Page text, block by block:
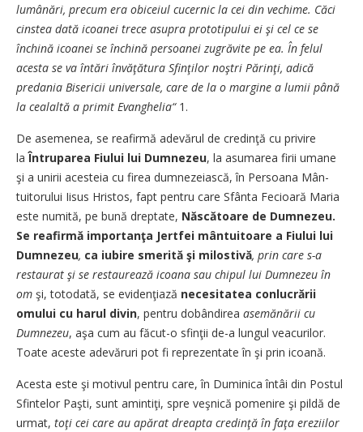
lumânări, pre­cum era obiceiul cucernic la cei din vechime. Căci
cinstea da­tă icoanei trece asupra pro­to­­tipului ei şi cel ce se
închină i­coanei se închină persoanei zu­grăvite pe ea. În felul
acesta se va întări învăţătura Sfin­ţi­lor noştri Părinţi, adică
predania Bisericii universale, care de la o margine a lumii până
la cea­laltă a primit Evanghelia“ 1.
De asemenea, se reafirmă a­de­­vărul de credinţă cu privire
laÎntruparea Fiului lui Dum­nezeu, la asumarea firii umane
şi a unirii acesteia cu firea dum­nezeiască, în Persoana Mân­
tuitorului Iisus Hristos, fapt pentru care Sfânta Fecioa­ră Maria
este numită, pe bună drep­tate, Născătoare de Dum­nezeu.
Se reafirmă importanţa Jert­fei mântuitoare a Fiului lui
Dum­nezeu, ca iubire smerită şi mi­­lostivă, prin care s-a
restaurat şi se restaurează icoana sau chi­pul lui Dumnezeu în
om şi, tot­odată, se evidenţiază necesi­ta­­tea conlucrării
omului cu ha­rul divin, pentru dobândirea a­se­mănării cu
Dumnezeu, aşa cum au făcut-o sfinţii de-a lungul veacurilor.
Toate aceste a­de­­văruri pot fi reprezentate în şi prin icoană.
Acesta este şi motivul pentru care, în Duminica întâi din Pos­tul
Sfintelor Paşti, sunt a­min­­tiţi, spre veşnică pomenire şi pildă de
urmat, toţi cei care au apărat dreapta credinţă în fa­ţa ereziilor